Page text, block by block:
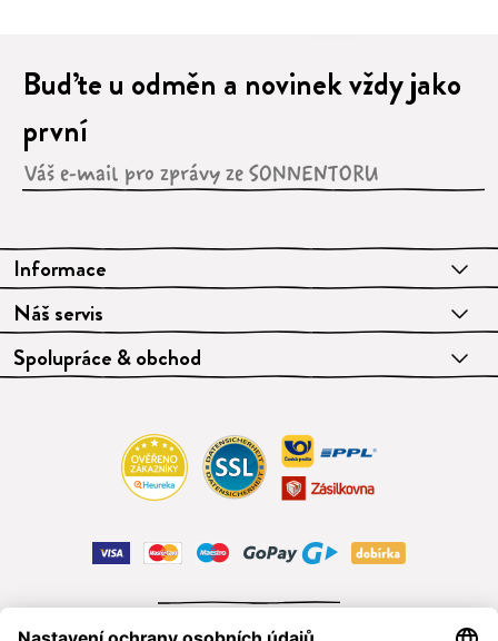
Informace
Náš servis
Spolupráce & obchod
Buďte u odměn a novinek vždy jako
první